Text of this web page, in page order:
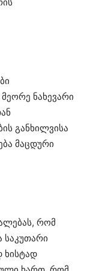
ნახევარი
განხილვისა
მაცდური
რომ
საკუთარი
ხისტად